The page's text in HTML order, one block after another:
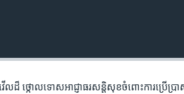
លដ៏ ​ថ្កោល​ទោសអាជ្ញាធរ​សន្តិសុខ​​ចំពោះ​ការ​ប្រើ​ប្រា